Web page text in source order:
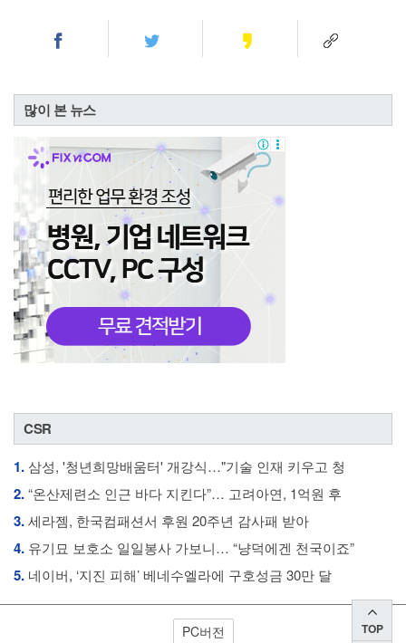
많이 본 뉴스
CSR
1.삼성, '청년희망배움터' 개강식…"기술 인재 키우고 청
2.“온산제련소 인근 바다 지킨다”… 고려아연, 1억원 후
3.세라젬, 한국컴패션서 후원 20주년 감사패 받아
4. 유기묘 보호소 일일봉사 가보니… “냥덕에겐 천국이죠”
5. 네이버, ‘지진 피해’ 베네수엘라에 구호성금 30만 달
PC버전 TOP